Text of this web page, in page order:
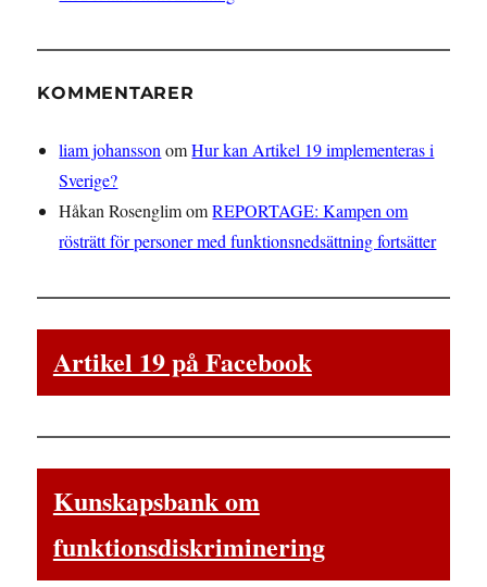
KOMMENTARER
liam johansson omHur kan Artikel 19 implementeras i
Sverige?
Håkan RosenglimomREPORTAGE: Kampen om
rösträtt för personer med funktionsnedsättning fortsätter
Artikel 19 på Facebook
Kunskapsbank om
funktionsdiskriminering